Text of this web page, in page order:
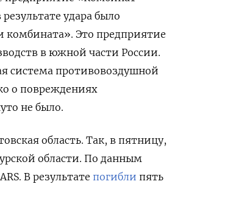
удара было
комбината». Это предприятие
в южной части России.
система противовоздушной
о повреждениях
не было.
область. Так, в пятницу,
области. По данным
В результате погибли пять